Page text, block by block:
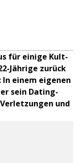
für einige Kult-
Jährige zurück
einem eigenen
sein Dating-
und